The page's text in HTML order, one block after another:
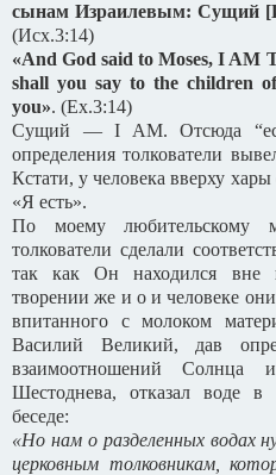
сынам Израилевым: Сущий
(Исх.3:14)
«And God said to Moses, I AM
shall you say to the children
you». (Ex.3:14)
Сущий — I AM. Отсюда
определения толкователи
Кстати, у человека вверху
«Я есть».
По моему
толкователи сделали
так как Он находился вне
творении же и о и человеке
впитанного с молоком
Василий Великий, дав
взаимоотношений Солнца
Шестоднева, отказал воде в
беседе:
«Но нам о разделенных водах
церковным толковникам,